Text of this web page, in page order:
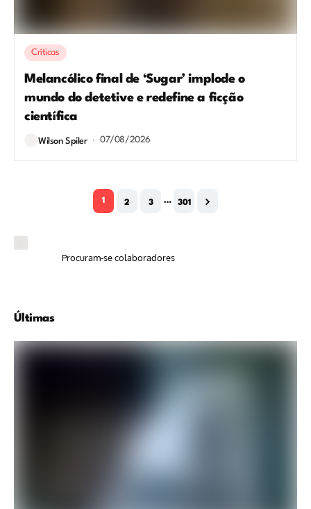
Críticas
Melancólico final de ‘Sugar’ implode o
mundo do detetive e redefine a ficção
científica
Wilson Spiler 07/08/2026
1 2 3 … 301
Procuram-se colaboradores
Últimas